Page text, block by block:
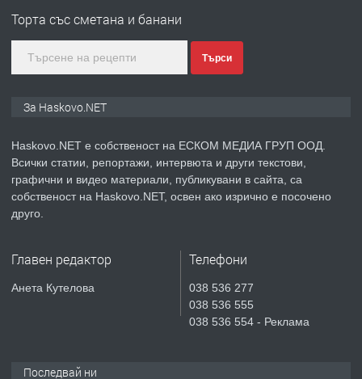
градската градина!
преди 4 дни
ПРЕДЛАГА
Продавам парцел в гр. Хасково кв.
СГЛОБЯВАНЕ НА МЕБЕЛИ.
Торта със сметана и банани
Търси
За Haskovo.NET
Haskovo.NET е собственост на ЕСКОМ МЕДИА ГРУП ООД.
Всички статии, репортажи, интервюта и други текстови,
графични и видео материали, публикувани в сайта, са
собственост на Haskovo.NET, освен ако изрично е посочено
друго.
Главен редактор
Анета Кутелова
Телефони
038 536 277
038 536 555
038 536 554 - Реклама
Последвай ни